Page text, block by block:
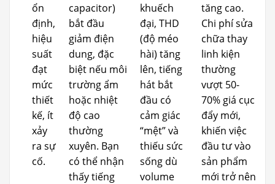
ổn
định,
hiệu
suất
đạt
mức
thiết
kế, ít
xảy
ra sự
cố.
capacitor)
bắt đầu
giảm điện
dung, đặc
biệt nếu môi
trường ẩm
hoặc nhiệt
độ cao
thường
xuyên. Bạn
có thể nhận
thấy tiếng
khuếch
đại, THD
(độ méo
hài) tăng
lên, tiếng
hát bắt
đầu có
cảm giác
“mệt” và
thiếu sức
sống dù
volume
tăng cao.
Chi phí sửa
chữa thay
linh kiện
thường
vượt 50-
70% giá cục
đẩy mới,
khiến việc
đầu tư vào
sản phẩm
mới trở nên